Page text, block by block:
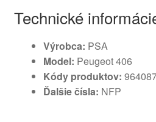
Technické
Výrobca: PSA
Model: Peugeot 406
Kódy produktov:
Ďalšie čísla: NFP